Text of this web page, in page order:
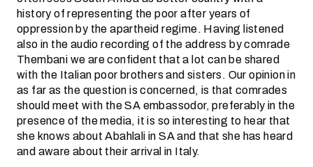
history of representing the poor after years of
oppression by the apartheid regime. Having listened
also in the audio recording of the address by comrade
Thembani we are confident that a lot can be shared
with the Italian poor brothers and sisters. Our opinion in
as far as the question is concerned, is that comrades
should meet with the SA embassodor, preferably in the
presence of the media, it is so interesting to hear that
she knows about Abahlali in SA and that she has heard
and aware about their arrival in Italy.